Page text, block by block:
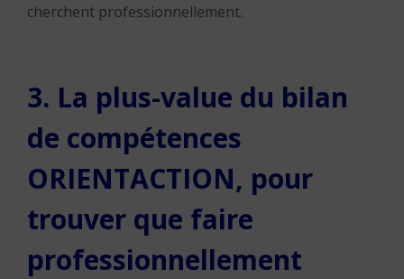
cherchent professionnellement.
3. La plus-value du bilan
de compétences
ORIENTACTION, pour
trouver que faire
professionnellement